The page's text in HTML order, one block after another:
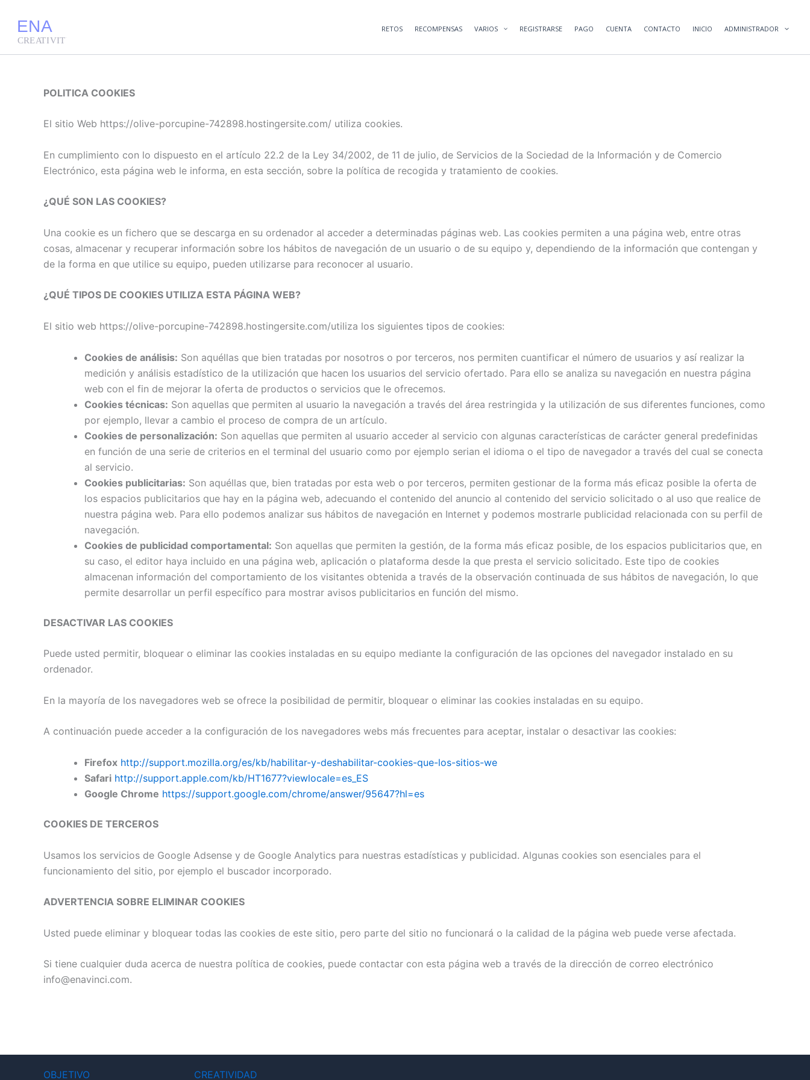
contenido
RETOS RECOMPENSAS VARIOS REGISTRARSE PAGO CUENTA CONTACTO INICIO ADMINISTRADOR
POLITICA COOKIES
El sitio Web https://olive-porcupine-742898.hostingersite.com/ utiliza cookies.
En cumplimiento con lo dispuesto en el artículo 22.2 de la Ley 34/2002, de 11 de julio, de Servicios de la Sociedad de la Información y de Comercio
Electrónico, esta página web le informa, en esta sección, sobre la política de recogida y tratamiento de cookies.
¿QUÉ SON LAS COOKIES?
Una cookie es un fichero que se descarga en su ordenador al acceder a determinadas páginas web. Las cookies permiten a una página web, entre otras
cosas, almacenar y recuperar información sobre los hábitos de navegación de un usuario o de su equipo y, dependiendo de la información que contengan y
de la forma en que utilice su equipo, pueden utilizarse para reconocer al usuario.
¿QUÉ TIPOS DE COOKIES UTILIZA ESTA PÁGINA WEB?
El sitio web https://olive-porcupine-742898.hostingersite.com/utiliza los siguientes tipos de cookies:
Cookies de análisis: Son aquéllas que bien tratadas por nosotros o por terceros, nos permiten cuantificar el número de usuarios y así realizar la
medición y análisis estadístico de la utilización que hacen los usuarios del servicio ofertado. Para ello se analiza su navegación en nuestra página
web con el fin de mejorar la oferta de productos o servicios que le ofrecemos.
Cookies técnicas: Son aquellas que permiten al usuario la navegación a través del área restringida y la utilización de sus diferentes funciones, como
por ejemplo, llevar a cambio el proceso de compra de un artículo.
Cookies de personalización: Son aquellas que permiten al usuario acceder al servicio con algunas características de carácter general predefinidas
en función de una serie de criterios en el terminal del usuario como por ejemplo serian el idioma o el tipo de navegador a través del cual se conecta
al servicio.
Cookies publicitarias: Son aquéllas que, bien tratadas por esta web o por terceros, permiten gestionar de la forma más eficaz posible la oferta de
los espacios publicitarios que hay en la página web, adecuando el contenido del anuncio al contenido del servicio solicitado o al uso que realice de
nuestra página web. Para ello podemos analizar sus hábitos de navegación en Internet y podemos mostrarle publicidad relacionada con su perfil de
navegación.
Cookies de publicidad comportamental: Son aquellas que permiten la gestión, de la forma más eficaz posible, de los espacios publicitarios que, en
su caso, el editor haya incluido en una página web, aplicación o plataforma desde la que presta el servicio solicitado. Este tipo de cookies
almacenan información del comportamiento de los visitantes obtenida a través de la observación continuada de sus hábitos de navegación, lo que
permite desarrollar un perfil específico para mostrar avisos publicitarios en función del mismo.
DESACTIVAR LAS COOKIES
Puede usted permitir, bloquear o eliminar las cookies instaladas en su equipo mediante la configuración de las opciones del navegador instalado en su
ordenador.
En la mayoría de los navegadores web se ofrece la posibilidad de permitir, bloquear o eliminar las cookies instaladas en su equipo.
A continuación puede acceder a la configuración de los navegadores webs más frecuentes para aceptar, instalar o desactivar las cookies:
Firefox http://support.mozilla.org/es/kb/habilitar-y-deshabilitar-cookies-que-los-sitios-we
Safari http://support.apple.com/kb/HT1677?viewlocale=es_ES
Google Chrome https://support.google.com/chrome/answer/95647?hl=es
COOKIES DE TERCEROS
Usamos los servicios de Google Adsense y de Google Analytics para nuestras estadísticas y publicidad. Algunas cookies son esenciales para el
funcionamiento del sitio, por ejemplo el buscador incorporado.
ADVERTENCIA SOBRE ELIMINAR COOKIES
Usted puede eliminar y bloquear todas las cookies de este sitio, pero parte del sitio no funcionará o la calidad de la página web puede verse afectada.
Si tiene cualquier duda acerca de nuestra política de cookies, puede contactar con esta página web a través de la dirección de correo electrónico
info@enavinci.com.
OBJETIVO CREATIVIDAD